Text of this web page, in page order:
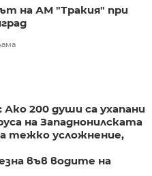
на АМ "Тракия" при
200 души са ухапани
на Западнонилската
тежко усложнение,
във водите на